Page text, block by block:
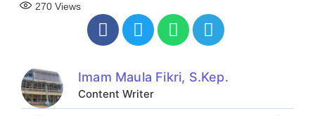
270 Views
Imam Maula Fikri, S.Kep.
Content Writer